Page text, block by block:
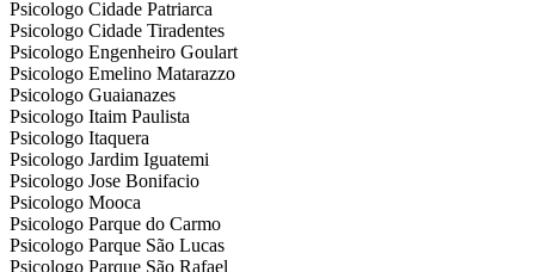
Psicologo Cidade Patriarca
Psicologo Cidade Tiradentes
Psicologo Engenheiro Goulart
Psicologo Emelino Matarazzo
Psicologo Guaianazes
Psicologo Itaim Paulista
Psicologo Itaquera
Psicologo Jardim Iguatemi
Psicologo Jose Bonifacio
Psicologo Mooca
Psicologo Parque do Carmo
Psicologo Parque São Lucas
Psicologo Parque São Rafael